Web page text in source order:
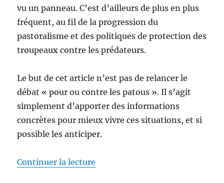
vu un panneau. C’est d’ailleurs de plus en plus
fréquent, au fil de la progression du
pastoralisme et des politiques de protection des
troupeaux contre les prédateurs.
Le but de cet article n’est pas de relancer le
débat « pour ou contre les patous ». Il s’agit
simplement d’apporter des informations
concrètes pour mieux vivre ces situations, et si
possible les anticiper.
Continuer la lecture